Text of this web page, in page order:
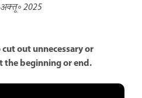
2025
out unnecessary or
the beginning or end.